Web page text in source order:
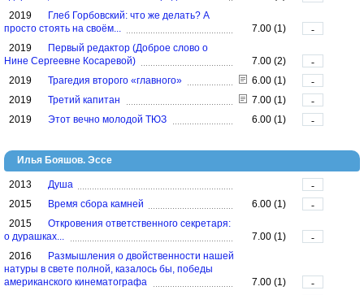
2019
Глеб Горбовский: что же делать? А
просто стоять на своём...
7.00 (1)
-
2019
Первый редактор (Доброе слово о
Нине Сергеевне Косаревой)
7.00 (2)
-
2019
Трагедия второго «главного» 6.00 (1)
-
2019
Третий капитан 7.00 (1)
-
2019
Этот вечно молодой ТЮЗ 6.00 (1) -
Илья Бояшов. Эссе
2013 Душа
-
2015
Время сбора камней 6.00 (1)
-
2015
Откровения ответственного секретаря:
о дурашках...
7.00 (1)
-
2016
Размышления о двойственности нашей
натуры в свете полной, казалось бы, победы
американского кинематографа
7.00 (1)
-